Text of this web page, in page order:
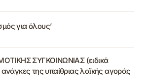
για όλους’
ΣΥΓΚΟΙΝΩΝΙΑΣ (ειδικά
ανάγκες της υπαίθριας λαϊκής αγοράς